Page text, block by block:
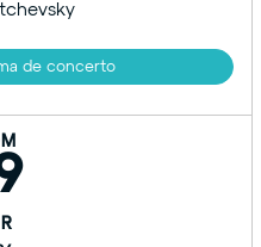
de concerto